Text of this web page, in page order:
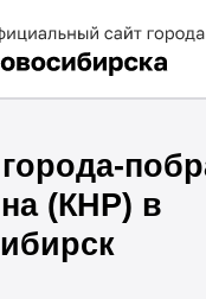
(КНР) в